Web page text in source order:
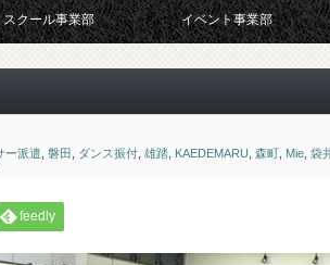
部 イベント事業部
ー派遣 磐田 ダンス振付 雄踏 KAEDEMARU 森町 Mie 袋
feedly